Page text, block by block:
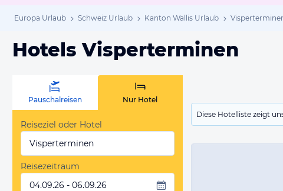
Europa Urlaub Schweiz Urlaub Kanton Wallis Urlaub
Hotels Visperterminen
Diese Hotelliste zeigt
Pauschalreisen Nur Hotel
Reiseziel oder Hotel
Visperterminen
Reisezeitraum
04.09.26 - 06.09.26